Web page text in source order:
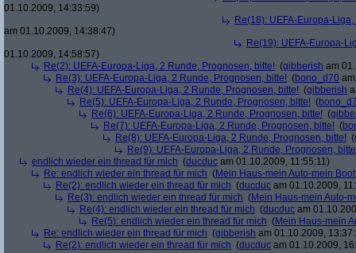
01.10.2009, 14:33:59)
Re(18): UEFA-Europa-
am 01.10.2009, 14:38:47)
Re(19): UEFA-Europa-
01.10.2009, 14:58:57)
Re(2): UEFA-Europa-Liga, 2 Runde, Prognosen, bitte! (gibberish am
Re(3): UEFA-Europa-Liga, 2 Runde, Prognosen, bitte! (bono_d70
Re(4): UEFA-Europa-Liga, 2 Runde, Prognosen, bitte! (gibberish
Re(5): UEFA-Europa-Liga, 2 Runde, Prognosen, bitte! (
Re(6): UEFA-Europa-Liga, 2 Runde, Prognosen, bitte! (
Re(7): UEFA-Europa-Liga, 2 Runde, Prognosen, bitte! (
Re(8): UEFA-Europa-Liga, 2 Runde, Prognosen, bitte! (
Re(9): UEFA-Europa-Liga, 2 Runde, Prognosen,
endlich wieder ein thread für mich (ducduc am 01.10.2009, 11:55:11)
Re: endlich wieder ein thread für mich (Mein Haus-mein Auto-mein Boot
Re(2): endlich wieder ein thread für mich (ducduc am 01.10.2009,
Re(3): endlich wieder ein thread für mich (Mein Haus-mein Auto-
Re(4): endlich wieder ein thread für mich (ducduc am
Re(5): endlich wieder ein thread für mich (Mein Haus-mein
Re: endlich wieder ein thread für mich (gibberish am 01.10.2009,
Re(2): endlich wieder ein thread für mich (ducduc am 01.10.2009,